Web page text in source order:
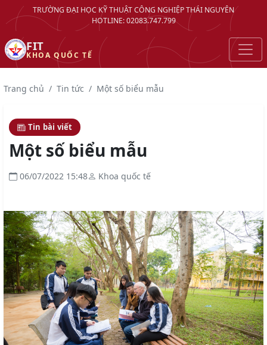
TRƯỜNG ĐẠI HỌC KỸ THUẬT CÔNG NGHIỆP THÁI NGUYÊN
HOTLINE: 02083.747.799
FIT
KHOA QUỐC TẾ
Trang chủ Tin tức Một số biểu mẫu
Tin bài viết
Một số biểu mẫu
06/07/2022 15:48 Khoa quốc tế